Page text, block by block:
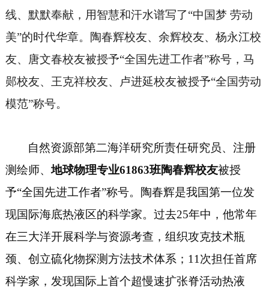
线、默默奉献， 用智慧和汗水谱写了“中国梦 劳动
美”的时代华章。陶春辉校友、余辉校友、杨永江校
友、唐文春校友被授予“全国先进工作者”称号，马
郧校友、 王克祥校友、 卢进延校友被授予“全国劳动
模范”称号。
自然资源部第二海洋研究所责任研究员、 注册
测绘师、地球物理专业61863班陶春辉校友被授
予“全国先进工作者”称号。 陶春辉是我国第一位发
现国际海底热液区的科学家。过去25年中，他常年
在三大洋开展科学与资源考查，组织攻克技术瓶
颈、创立硫化物探测方法技术体系；11次担任首席
科学家，发现国际上首个超慢速扩张脊活动热液